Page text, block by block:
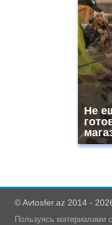
Не
© Avtosfer.az 2014 -
Пользуясь материалами